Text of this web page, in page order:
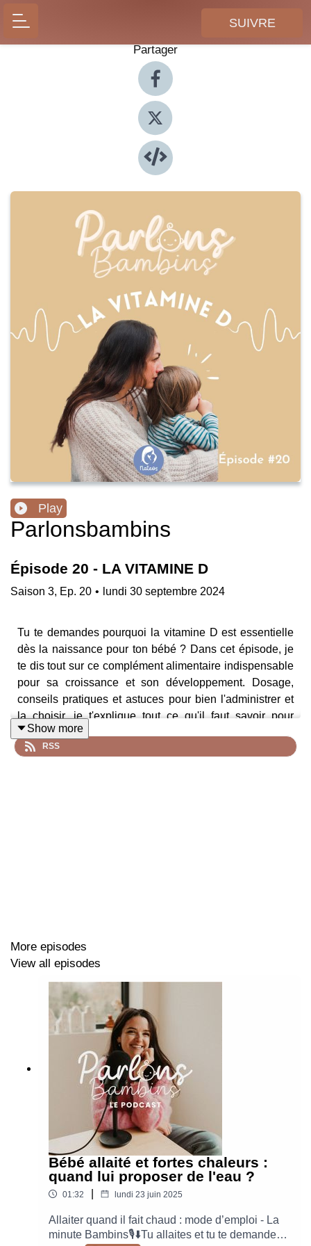
SUIVRE
Partager
Play
Parlonsbambins
Épisode 20 - LA VITAMINE D
Saison 3, Ep. 20 • lundi 30 septembre 2024
Tu te demandes pourquoi la vitamine D est essentielle
dès la naissance pour ton bébé ? Dans cet épisode, je
te dis tout sur ce complément alimentaire indispensable
pour sa croissance et son développement. Dosage,
conseils pratiques et astuces pour bien l'administrer et
la choisir, je t'explique tout ce qu'il faut savoir pour
protéger la santé de ton tout-petit. Découvre pourquoi ce
geste quotidien est si important et comment l’intégrer
🗒️​ CHAPITRES DE L’ÉPISODE :
2:25 - Le bébé et la supplémentation en vitamine D3
5:01 - Les intérêts de la vitamine D3 pour bébé
6:08 - La posologie et le mode d'administration
9:22 - Enfants sensibles et vitamine D prescrite
(témoignage d'Emilie Venesson)
15:06 - Le besoin d'informations des jeunes parents
(témoignage d'Emilie Venesson)
compléments alimentaires (témoignage d'Emilie
Show more
RSS
More episodes
View all episodes
Bébé allaité et fortes chaleurs :
quand lui proposer de l'eau ?
01:32 lundi 23 juin 2025
Allaiter quand il fait chaud : mode d’emploi - La
minute Bambins🎙️​⬇️Tu allaites et tu te demandes